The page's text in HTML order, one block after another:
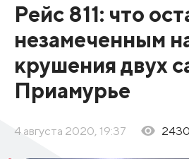
Рейс 811: что
незамеченным
крушения двух
Приамурье
4 августа 2020, 19:37 2430